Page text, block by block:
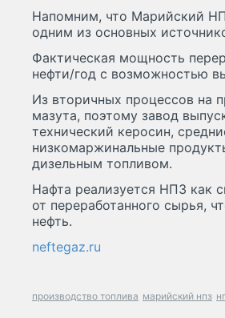
Напомним, что Марийский
одним из основных
Фактическая мощность
нефти/год с возможностью
Из вторичных процессов на
мазута, поэтому завод
технический керосин,
низкомаржинальные
дизельным топливом.
Нафта реализуется НПЗ как
от переработанного сырья,
нефть.
neftegaz.ru
производство топлива марийский нпз